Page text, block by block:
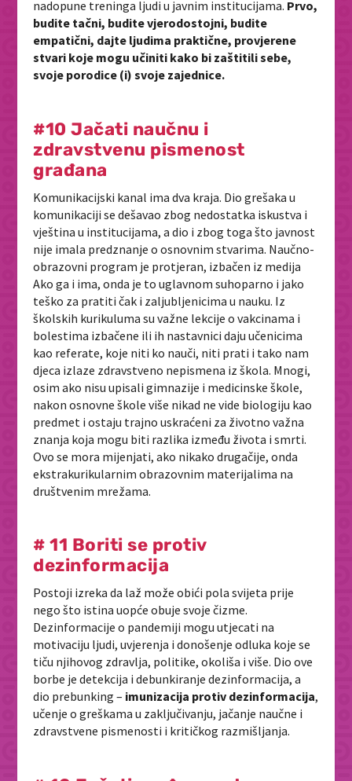
nadopune treninga ljudi u javnim institucijama. Prvo,
budite tačni, budite vjerodostojni, budite
empatični, dajte ljudima praktične, provjerene
stvari koje mogu učiniti kako bi zaštitili sebe,
svoje porodice (i) svoje zajednice.
#10 Jačati naučnu i
zdravstvenu pismenost
građana
Komunikacijski kanal ima dva kraja. Dio grešaka u
komunikaciji se dešavao zbog nedostatka iskustva i
vještina u institucijama, a dio i zbog toga što javnost
nije imala predznanje o osnovnim stvarima. Naučno-
obrazovni program je protjeran, izbačen iz medija
Ako ga i ima, onda je to uglavnom suhoparno i jako
teško za pratiti čak i zaljubljenicima u nauku. Iz
školskih kurikuluma su važne lekcije o vakcinama i
bolestima izbačene ili ih nastavnici daju učenicima
kao referate, koje niti ko nauči, niti prati i tako nam
djeca izlaze zdravstveno nepismena iz škola. Mnogi,
osim ako nisu upisali gimnazije i medicinske škole,
nakon osnovne škole više nikad ne vide biologiju kao
predmet i ostaju trajno uskraćeni za životno važna
znanja koja mogu biti razlika između života i smrti.
Ovo se mora mijenjati, ako nikako drugačije, onda
ekstrakurikularnim obrazovnim materijalima na
društvenim mrežama.
# 11 Boriti se protiv
dezinformacija
Postoji izreka da laž može obići pola svijeta prije
nego što istina uopće obuje svoje čizme.
Dezinformacije o pandemiji mogu utjecati na
motivaciju ljudi, uvjerenja i donošenje odluka koje se
tiču njihovog zdravlja, politike, okoliša i više. Dio ove
borbe je detekcija i debunkiranje dezinformacija, a
dio prebunking – imunizacija protiv dezinformacija,
učenje o greškama u zaključivanju, jačanje naučne i
zdravstvene pismenosti i kritičkog razmišljanja.